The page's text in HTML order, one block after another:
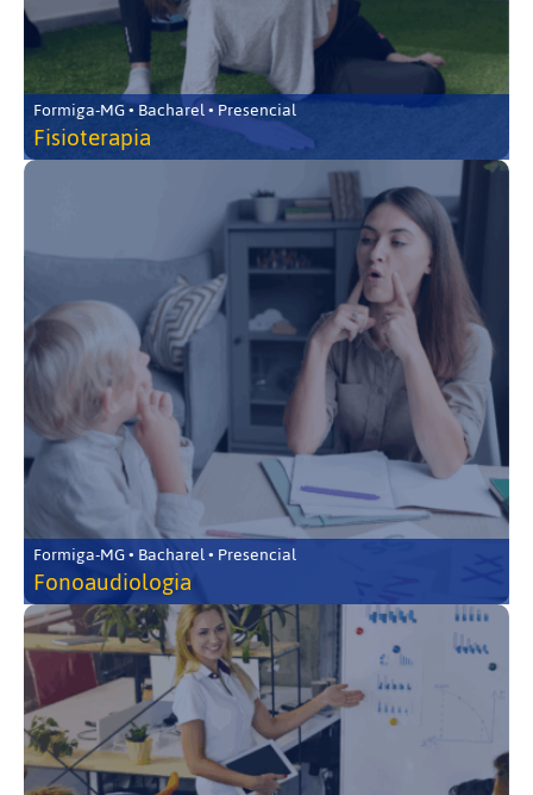
Formiga-MG • Bacharel • Presencial
Fisioterapia
Formiga-MG • Bacharel • Presencial
Fonoaudiologia